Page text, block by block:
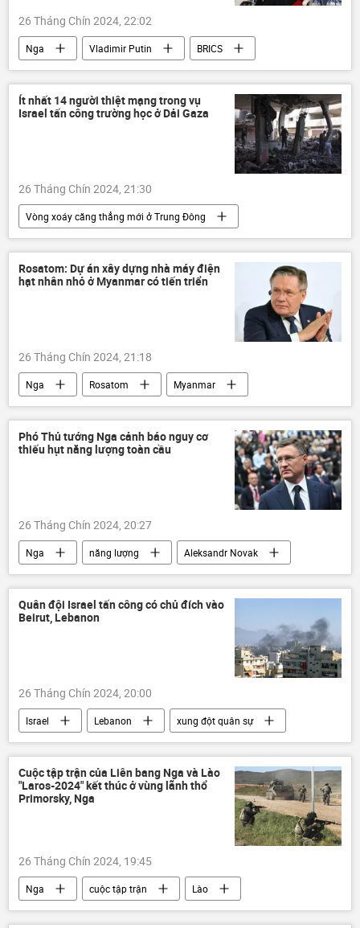
26 Tháng Chín 2024, 22:02
Nga Vladimir Putin
BRICS
năng lượng
hợp tác
Thế giới
thông tin
Kinh tế Nhóm G7
Ít nhất 14 người thiệt mạng trong vụ
Israel tấn công trường học ở Dải Gaza
26 Tháng Chín 2024, 21:30
Vòng xoáy căng thẳng mới ở Trung Đông
Israel
Palestine
Gaza
xung đột quân sự
Trung Đông
Thế giới
Quân sự
thiệt mạng
Rosatom: Dự án xây dựng nhà máy điện
hạt nhân nhỏ ở Myanmar có tiến triển
26 Tháng Chín 2024, 21:18
Nga Rosatom
Myanmar
nhà máy điện hạt nhân
xây dựng
Thế giới
thông tin
hợp tác
năng lượng
Phó Thủ tướng Nga cảnh báo nguy cơ
thiếu hụt năng lượng toàn cầu
26 Tháng Chín 2024, 20:27
Nga năng lượng
Aleksandr Novak
Thế giới
nhiên liệu
Kinh tế
thông tin
Quân đội Israel tấn công có chủ đích vào
Beirut, Lebanon
26 Tháng Chín 2024, 20:00
Israel Lebanon
xung đột quân sự
Trung Đông
thông tin
Quân sự
Thế giới
"Hezbollah"
Vòng xoáy căng thẳng mới ở Trung Đông
Cuộc tập trận của Liên bang Nga và Lào
"Laros-2024" kết thúc ở vùng lãnh thổ
Primorsky, Nga
26 Tháng Chín 2024, 19:45
Nga cuộc tập trận
Lào
Thế giới
Primorye Quân sự